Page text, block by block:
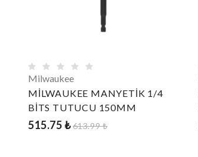
Milwaukee
MİLWAUKEE MANYETİK 1/4
BİTS TUTUCU 150MM
515.75 ₺613.99 ₺